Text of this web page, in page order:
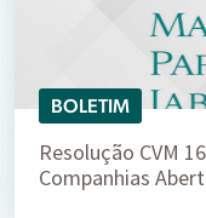
BOLETIM
Resolução CVM
Companhias